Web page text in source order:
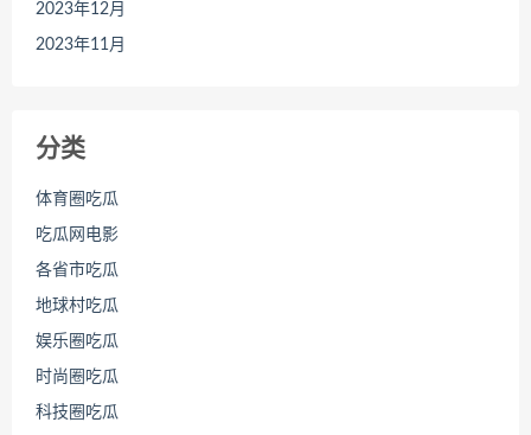
2023年12月
2023年11月
分类
体育圈吃瓜
吃瓜网电影
各省市吃瓜
地球村吃瓜
娱乐圈吃瓜
时尚圈吃瓜
科技圈吃瓜